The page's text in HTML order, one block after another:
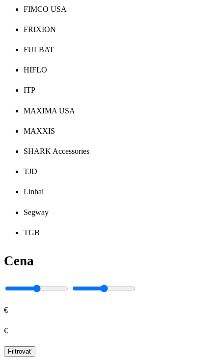
FIMCO USA
FRIXION
FULBAT
HIFLO
ITP
MAXIMA USA
MAXXIS
SHARK Accessories
TJD
Linhai
Segway
TGB
Cena
€
€
Filtrovať